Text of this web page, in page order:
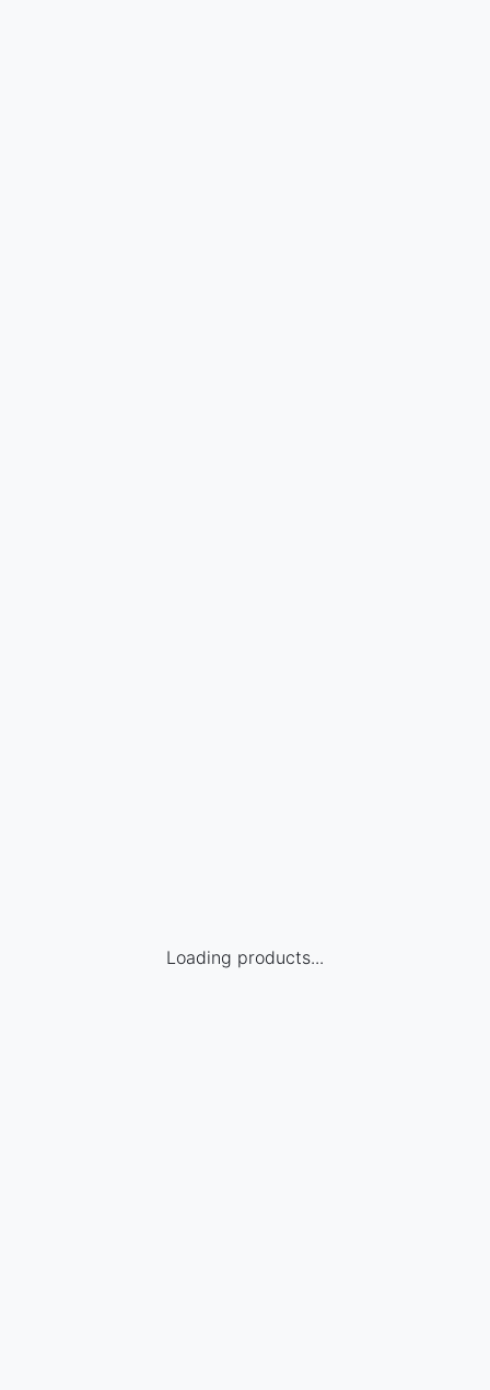
Loading products...